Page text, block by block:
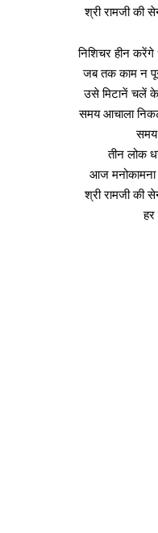
श्री रामजी की
निशिचर हीन करेंगे
जब तक काम न
उसे मिटानें चलें के
समय आचाला
समय
तीन लोक
आज
श्री रामजी की